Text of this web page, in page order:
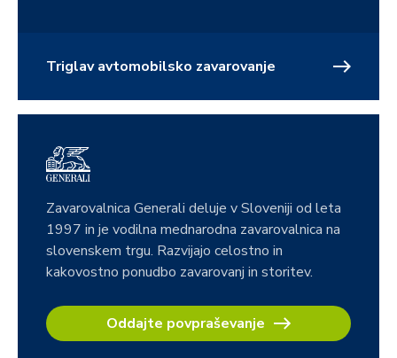
Triglav avtomobilsko zavarovanje
Zavarovalnica Generali deluje v Sloveniji od leta
1997 in je vodilna mednarodna zavarovalnica na
slovenskem trgu. Razvijajo celostno in
kakovostno ponudbo zavarovanj in storitev.
Oddajte povpraševanje